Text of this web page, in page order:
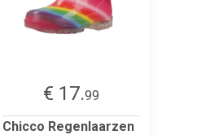
€ 17.99
Chicco Regenlaarzen